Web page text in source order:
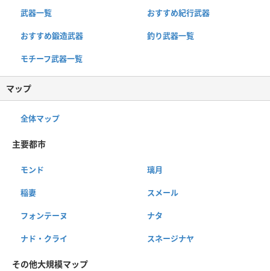
武器一覧 おすすめ紀行武器
おすすめ鍛造武器 釣り武器一覧
モチーフ武器一覧
マップ
全体マップ
主要都市
モンド 璃月
稲妻 スメール
フォンテーヌ ナタ
ナド・クライ スネージナヤ
その他大規模マップ